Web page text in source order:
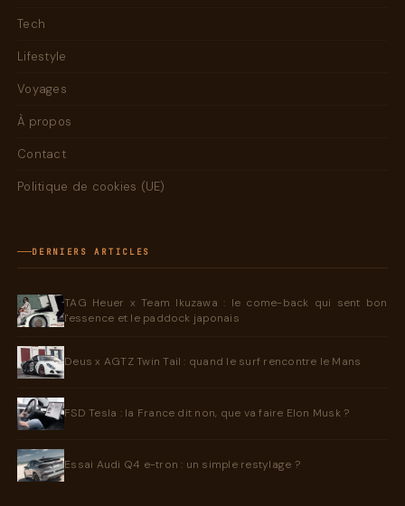
Tech
Lifestyle
Voyages
À propos
Contact
Politique de cookies (UE)
DERNIERS ARTICLES
TAG Heuer x Team Ikuzawa : le come-back qui sent bon
l'essence et le paddock japonais
Deus x AGTZ Twin Tail : quand le surf rencontre le Mans
FSD Tesla : la France dit non, que va faire Elon Musk ?
Essai Audi Q4 e-tron : un simple restylage ?